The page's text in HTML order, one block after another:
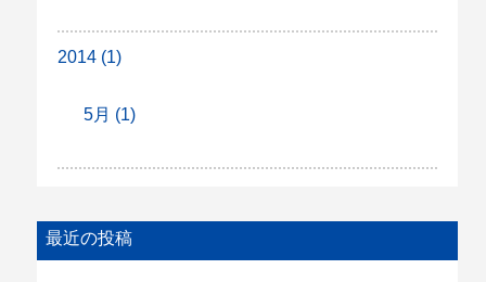
2014 (1)
5月 (1)
最近の投稿